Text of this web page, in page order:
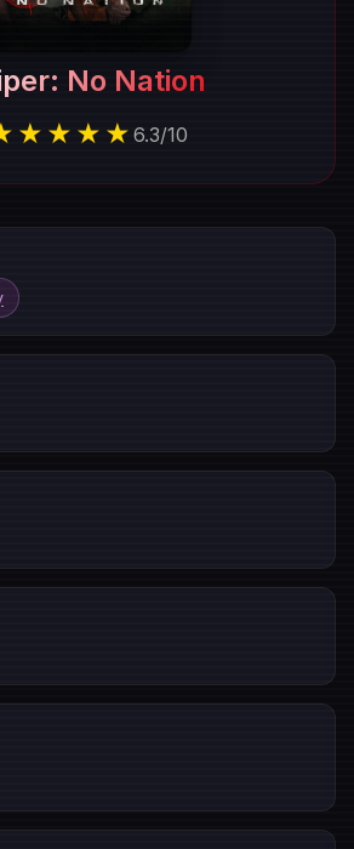
No Nation
6.3/10